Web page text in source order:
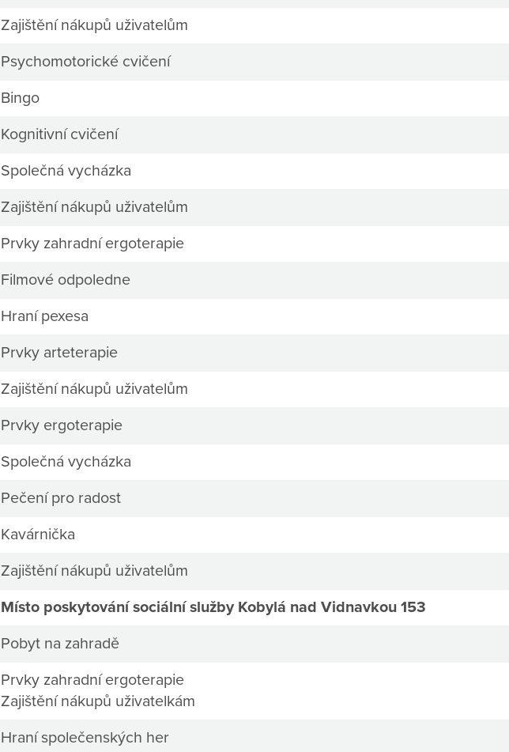
Zajištění nákupů uživatelům
Psychomotorické cvičení
Bingo
Kognitivní cvičení
Společná vycházka
Zajištění nákupů uživatelům
Prvky zahradní ergoterapie
Filmové odpoledne
Hraní pexesa
Prvky arteterapie
Zajištění nákupů uživatelům
Prvky ergoterapie
Společná vycházka
Pečení pro radost
Kavárnička
Zajištění nákupů uživatelům
Místo poskytování sociální služby Kobylá nad Vidnavkou 153
Pobyt na zahradě
Prvky zahradní ergoterapie
Zajištění nákupů uživatelkám
Hraní společenských her